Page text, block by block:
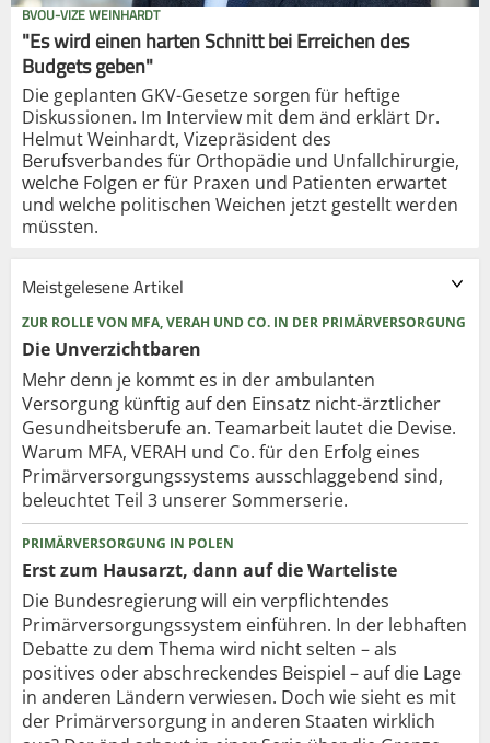
BVOU-VIZE WEINHARDT
"Es wird einen harten Schnitt bei Erreichen des
Budgets geben"
Die geplanten GKV-Gesetze sorgen für heftige
Diskussionen. Im Interview mit dem änd erklärt Dr.
Helmut Weinhardt, Vizepräsident des
Berufsverbandes für Orthopädie und Unfallchirurgie,
welche Folgen er für Praxen und Patienten erwartet
und welche politischen Weichen jetzt gestellt werden
müssten.
Meistgelesene Artikel
ZUR ROLLE VON MFA, VERAH UND CO. IN DER PRIMÄRVERSORGUNG
Die Unverzichtbaren
Mehr denn je kommt es in der ambulanten
Versorgung künftig auf den Einsatz nicht-ärztlicher
Gesundheitsberufe an. Teamarbeit lautet die Devise.
Warum MFA, VERAH und Co. für den Erfolg eines
Primärversorgungssystems ausschlaggebend sind,
beleuchtet Teil 3 unserer Sommerserie.
PRIMÄRVERSORGUNG IN POLEN
Erst zum Hausarzt, dann auf die Warteliste
Die Bundesregierung will ein verpflichtendes
Primärversorgungssystem einführen. In der lebhaften
Debatte zu dem Thema wird nicht selten – als
positives oder abschreckendes Beispiel – auf die Lage
in anderen Ländern verwiesen. Doch wie sieht es mit
der Primärversorgung in anderen Staaten wirklich